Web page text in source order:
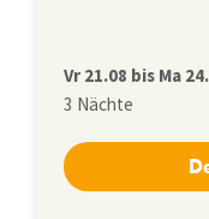
Vr 21.08 bis Ma
3 Nächte